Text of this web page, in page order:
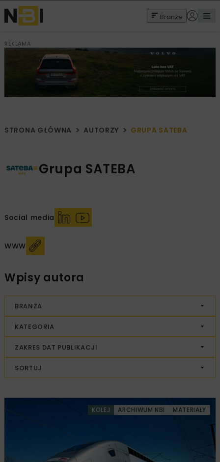
Branże
REKLAMA
STRONA GŁÓWNA AUTORZY GRUPA SATEBA
Grupa SATEBA
Social media
WWW
Wpisy autora
BRANŻA
KATEGORIA
ZAKRES DAT PUBLIKACJI
SORTUJ
KOLEJ ARCHIWUM NBI MATERIAŁY